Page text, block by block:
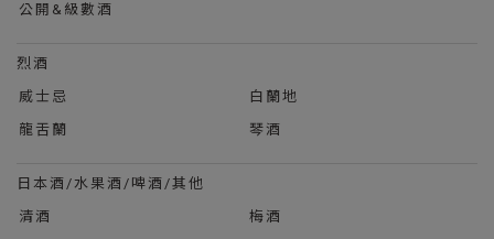
公開&級數酒
烈酒
威士忌
白蘭地
龍舌蘭
琴酒
日本酒/水果酒/啤酒/其他
清酒
梅酒